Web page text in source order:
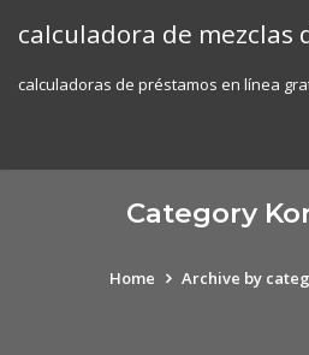
calculadora de mezclas
calculadoras de préstamos en línea
Category
Home Archive by